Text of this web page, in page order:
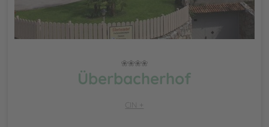
Überbacherhof
CIN +